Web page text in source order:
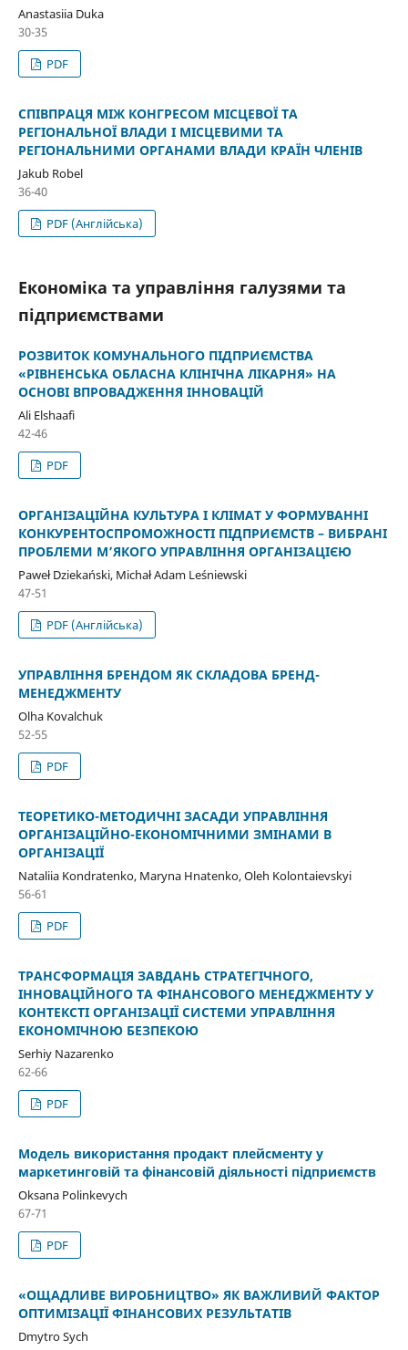
Anastasiia Duka
30-35
PDF
СПІВПРАЦЯ МІЖ КОНГРЕСОМ МІСЦЕВОЇ ТА
РЕГІОНАЛЬНОЇ ВЛАДИ І МІСЦЕВИМИ ТА
РЕГІОНАЛЬНИМИ ОРГАНАМИ ВЛАДИ КРАЇН ЧЛЕНІВ
Jakub Robel
36-40
PDF (Англійська)
Економіка та управління галузями та
підприємствами
РОЗВИТОК КОМУНАЛЬНОГО ПІДПРИЄМСТВА
«РІВНЕНСЬКА ОБЛАСНА КЛІНІЧНА ЛІКАРНЯ» НА
ОСНОВІ ВПРОВАДЖЕННЯ ІННОВАЦІЙ
Ali Elshaafi
42-46
PDF
ОРГАНІЗАЦІЙНА КУЛЬТУРА І КЛІМАТ У ФОРМУВАННІ
КОНКУРЕНТОСПРОМОЖНОСТІ ПІДПРИЄМСТВ – ВИБРАНІ
ПРОБЛЕМИ М’ЯКОГО УПРАВЛІННЯ ОРГАНІЗАЦІЄЮ
Paweł Dziekański, Michał Adam Leśniewski
47-51
PDF (Англійська)
УПРАВЛІННЯ БРЕНДОМ ЯК СКЛАДОВА БРЕНД-
МЕНЕДЖМЕНТУ
Olha Kovalchuk
52-55
PDF
ТЕОРЕТИКО-МЕТОДИЧНІ ЗАСАДИ УПРАВЛІННЯ
ОРГАНІЗАЦІЙНО-ЕКОНОМІЧНИМИ ЗМІНАМИ В
ОРГАНІЗАЦІЇ
Nataliia Kondratenko, Maryna Hnatenko, Oleh Kolontaievskyi
56-61
PDF
ТРАНСФОРМАЦІЯ ЗАВДАНЬ СТРАТЕГІЧНОГО,
ІННОВАЦІЙНОГО ТА ФІНАНСОВОГО МЕНЕДЖМЕНТУ У
КОНТЕКСТІ ОРГАНІЗАЦІЇ СИСТЕМИ УПРАВЛІННЯ
ЕКОНОМІЧНОЮ БЕЗПЕКОЮ
Serhiy Nazarenko
62-66
PDF
Модель використання продакт плейсменту у
маркетинговій та фінансовій діяльності підприємств
Oksana Polinkevych
67-71
PDF
«ОЩАДЛИВЕ ВИРОБНИЦТВО» ЯК ВАЖЛИВИЙ ФАКТОР
ОПТИМІЗАЦІЇ ФІНАНСОВИХ РЕЗУЛЬТАТІВ
Dmytro Sych